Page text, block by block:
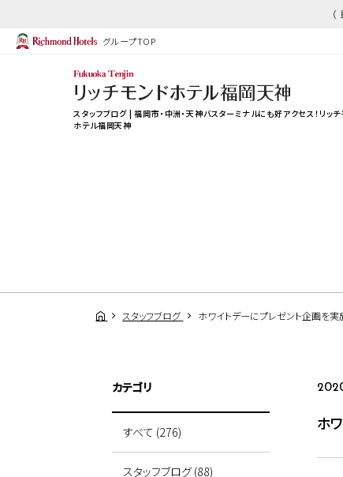
グループTOP
スタッフブログ | 福岡市・中洲・天神バスターミナルにも好アクセス！リッチ
ホテル福岡天神
スタッフブログ ホワイトデーにプレゼント企画を
ホ
カテゴリ
すべて (276)
スタッフブログ (88)